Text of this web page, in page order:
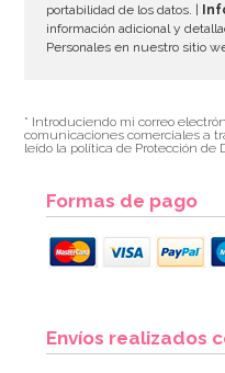
portabilidad de los datos. |
información adicional y
Personales en nuestro sitio
* Introduciendo mi correo
comunicaciones comerciales a
leído la política de Protección de
Formas de pago
Envíos realizados